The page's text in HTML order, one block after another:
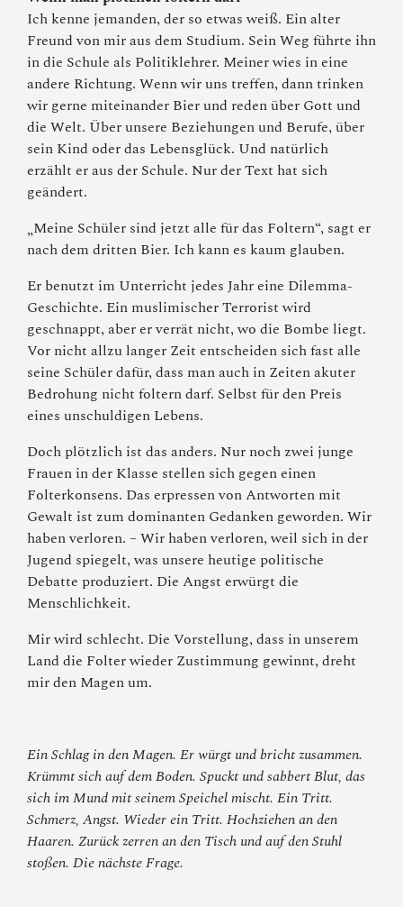
Ich kenne jemanden, der so etwas weiß. Ein alter
Freund von mir aus dem Studium. Sein Weg führte ihn
in die Schule als Politiklehrer. Meiner wies in eine
andere Richtung. Wenn wir uns treffen, dann trinken
wir gerne miteinander Bier und reden über Gott und
die Welt. Über unsere Beziehungen und Berufe, über
sein Kind oder das Lebensglück. Und natürlich
erzählt er aus der Schule. Nur der Text hat sich
geändert.
„Meine Schüler sind jetzt alle für das Foltern“, sagt er
nach dem dritten Bier. Ich kann es kaum glauben.
Er benutzt im Unterricht jedes Jahr eine Dilemma-
Geschichte. Ein muslimischer Terrorist wird
geschnappt, aber er verrät nicht, wo die Bombe liegt.
Vor nicht allzu langer Zeit entscheiden sich fast alle
seine Schüler dafür, dass man auch in Zeiten akuter
Bedrohung nicht foltern darf. Selbst für den Preis
eines unschuldigen Lebens.
Doch plötzlich ist das anders. Nur noch zwei junge
Frauen in der Klasse stellen sich gegen einen
Folterkonsens. Das erpressen von Antworten mit
Gewalt ist zum dominanten Gedanken geworden. Wir
haben verloren. – Wir haben verloren, weil sich in der
Jugend spiegelt, was unsere heutige politische
Debatte produziert. Die Angst erwürgt die
Menschlichkeit.
Mir wird schlecht. Die Vorstellung, dass in unserem
Land die Folter wieder Zustimmung gewinnt, dreht
mir den Magen um.
Ein Schlag in den Magen. Er würgt und bricht zusammen.
Krümmt sich auf dem Boden. Spuckt und sabbert Blut, das
sich im Mund mit seinem Speichel mischt. Ein Tritt.
Schmerz, Angst. Wieder ein Tritt. Hochziehen an den
Haaren. Zurück zerren an den Tisch und auf den Stuhl
stoßen. Die nächste Frage.